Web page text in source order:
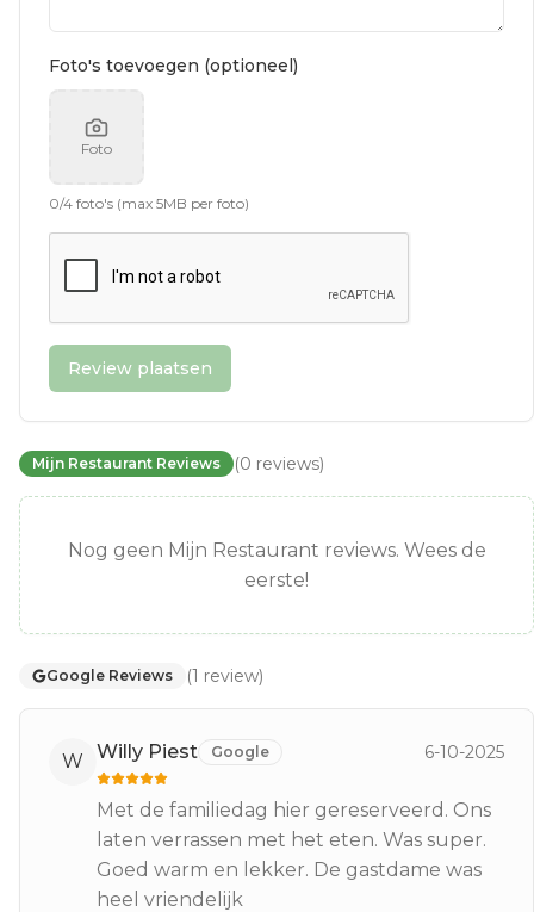
Foto's toevoegen (optioneel)
Foto
0/4 foto's (max 5MB per foto)
Review plaatsen
Mijn Restaurant Reviews (0 reviews)
Nog geen Mijn Restaurant reviews. Wees de
eerste!
Google Reviews (1 review)
W Willy Piest Google 6-10-2025
Met de familiedag hier gereserveerd. Ons
laten verrassen met het eten. Was super.
Goed warm en lekker. De gastdame was
heel vriendelijk